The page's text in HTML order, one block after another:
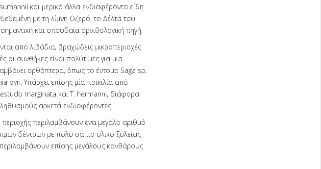
και μερικά άλλα ενδιαφέροντα είδη
με τη λίμνη Οζερό, το Δέλτα του
και σπουδαία ορνιθολογική πηγή.
από λιβάδια, βραχώδεις μικροπεριοχές
συνθήκες είναι πολύτιμες για μια
ορθόπτερα, όπως το έντομο Saga sp.
pyri. Υπάρχει επίσης μία ποικιλία από
marginata και T. hermanni, διάφορα
αρκετά ενδιαφέροντες.
περιλαμβάνουν ένα μεγάλο αριθμό
δέντρων με πολύ σάπιο υλικό ξυλείας
επίσης μεγάλους κανθάρους